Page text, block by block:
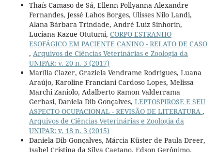
Thaís Camaso de Sá, Ellenn Pollyanna Alexandre
Fernandes, Jessé Lahos Borges, Ulisses Nilo Landi,
Alana Bárbara Trindade, André Luiz Sinhorin,
Luciana Kazue Otutumi, CORPO ESTRANHO
ESOFÁGICO EM PACIENTE CANINO - RELATO DE CASO
, Arquivos de Ciências Veterinárias e Zoologia da
UNIPAR: v. 20 n. 3 (2017)
Marília Clazer, Graziela Vendrame Rodrigues, Luana
Araújo, Karoline Franciani Cardoso Lopes, Melissa
Marchi Zaniolo, Adalberto Ramon Valderrama
Gerbasi, Daniela Dib Gonçalves, LEPTOSPIROSE E SEU
ASPECTO OCUPACIONAL - REVISÃO DE LITERATURA ,
Arquivos de Ciências Veterinárias e Zoologia da
UNIPAR: v. 18 n. 3 (2015)
Daniela Dib Gonçalves, Márcia Küster de Paula Dreer,
Isabel Cristina da Silva Caetano, Edson Gerônimo,